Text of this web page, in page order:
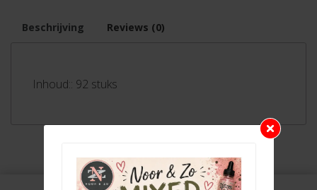
Beschrijving Reviews (0)
Inhoud:: 92 stuks